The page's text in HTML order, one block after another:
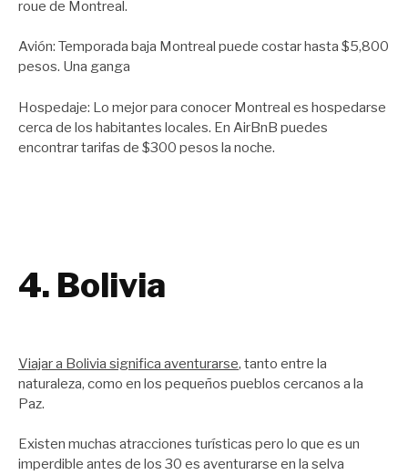
roue de Montreal.
Avión: Temporada baja Montreal puede costar hasta $5,800
pesos. Una ganga
Hospedaje: Lo mejor para conocer Montreal es hospedarse
cerca de los habitantes locales. En AirBnB puedes
encontrar tarifas de $300 pesos la noche.
4. Bolivia
Viajar a Bolivia significa aventurarse, tanto entre la
naturaleza, como en los pequeños pueblos cercanos a la
Paz.
Existen muchas atracciones turísticas pero lo que es un
imperdible antes de los 30 es aventurarse en la selva